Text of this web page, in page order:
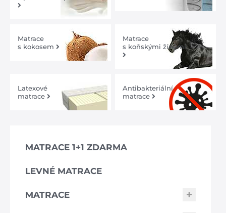
Matrace
s kokosem
Matrace
s koňskými žíněmi
Latexové
matrace
Antibakteriální
matrace
MATRACE 1+1 ZDARMA
LEVNÉ MATRACE
MATRACE